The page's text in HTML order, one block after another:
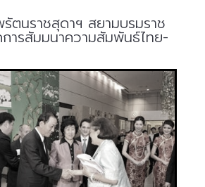
รัตนราชสุดาฯ สยามบรมราช
ารสัมมนาความสัมพันธ์ไทย-